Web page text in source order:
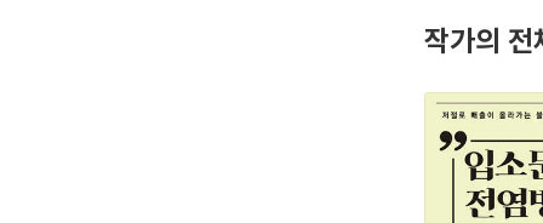
작가의 전